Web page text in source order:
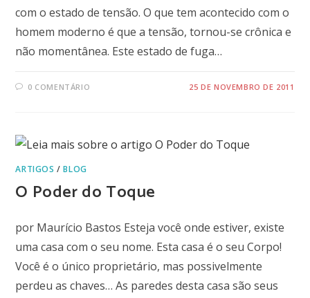
com o estado de tensão. O que tem acontecido com o
homem moderno é que a tensão, tornou-se crônica e
não momentânea. Este estado de fuga…
0 COMENTÁRIO 25 DE NOVEMBRO DE 2011
ARTIGOS /BLOG
O Poder do Toque
por Maurício Bastos Esteja você onde estiver, existe
uma casa com o seu nome. Esta casa é o seu Corpo!
Você é o único proprietário, mas possivelmente
perdeu as chaves… As paredes desta casa são seus